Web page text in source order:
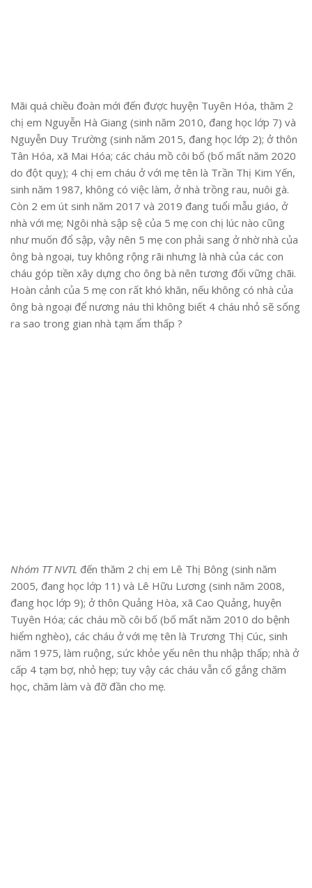
Mãi quá chiều đoàn mới đến được huyện Tuyên Hóa, thăm 2
chị em Nguyễn Hà Giang (sinh năm 2010, đang học lớp 7) và
Nguyễn Duy Trường (sinh năm 2015, đang học lớp 2); ở thôn
Tân Hóa, xã Mai Hóa; các cháu mồ côi bố (bố mất năm 2020
do đột quỵ); 4 chị em cháu ở với mẹ tên là Trần Thị Kim Yến,
sinh năm 1987, không có việc làm, ở nhà trồng rau, nuôi gà.
Còn 2 em út sinh năm 2017 và 2019 đang tuổi mẫu giáo, ở
nhà với mẹ; Ngôi nhà sập sệ của 5 mẹ con chị lúc nào cũng
như muốn đổ sập, vậy nên 5 mẹ con phải sang ở nhờ nhà của
ông bà ngoại, tuy không rộng rãi nhưng là nhà của các con
cháu góp tiền xây dựng cho ông bà nên tương đối vững chãi.
Hoàn cảnh của 5 mẹ con rất khó khăn, nếu không có nhà của
ông bà ngoại để nương náu thì không biết 4 cháu nhỏ sẽ sống
ra sao trong gian nhà tạm ẩm thấp ?
Nhóm TT NVTL đến thăm 2 chị em Lê Thị Bông (sinh năm
2005, đang học lớp 11) và Lê Hữu Lương (sinh năm 2008,
đang học lớp 9); ở thôn Quảng Hòa, xã Cao Quảng, huyện
Tuyên Hóa; các cháu mồ côi bố (bố mất năm 2010 do bệnh
hiểm nghèo), các cháu ở với mẹ tên là Trương Thị Cúc, sinh
năm 1975, làm ruộng, sức khỏe yếu nên thu nhập thấp; nhà ở
cấp 4 tạm bợ, nhỏ hẹp; tuy vậy các cháu vẫn cố gắng chăm
học, chăm làm và đỡ đần cho mẹ.